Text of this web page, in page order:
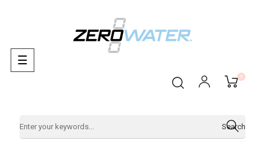
0
Toggle
navigation
☰
Search